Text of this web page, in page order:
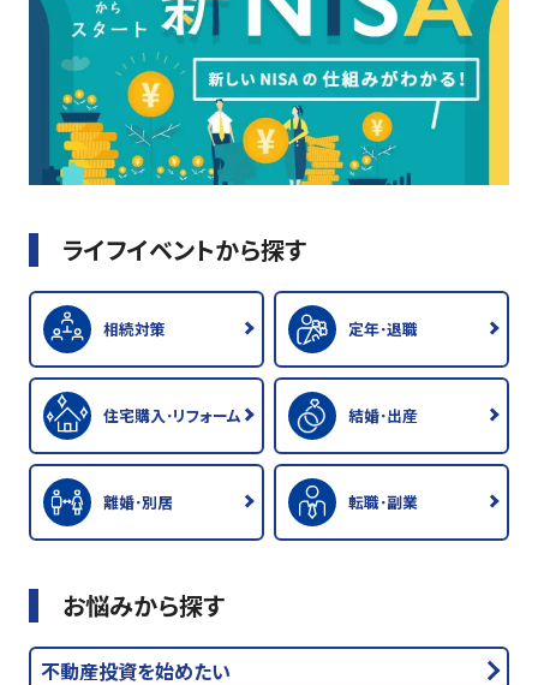
ライフイベントから探す
相続対策 定年･退職
住宅購入･リフォーム 結婚･出産
離婚･別居 転職･副業
お悩みから探す
不動産投資を始めたい